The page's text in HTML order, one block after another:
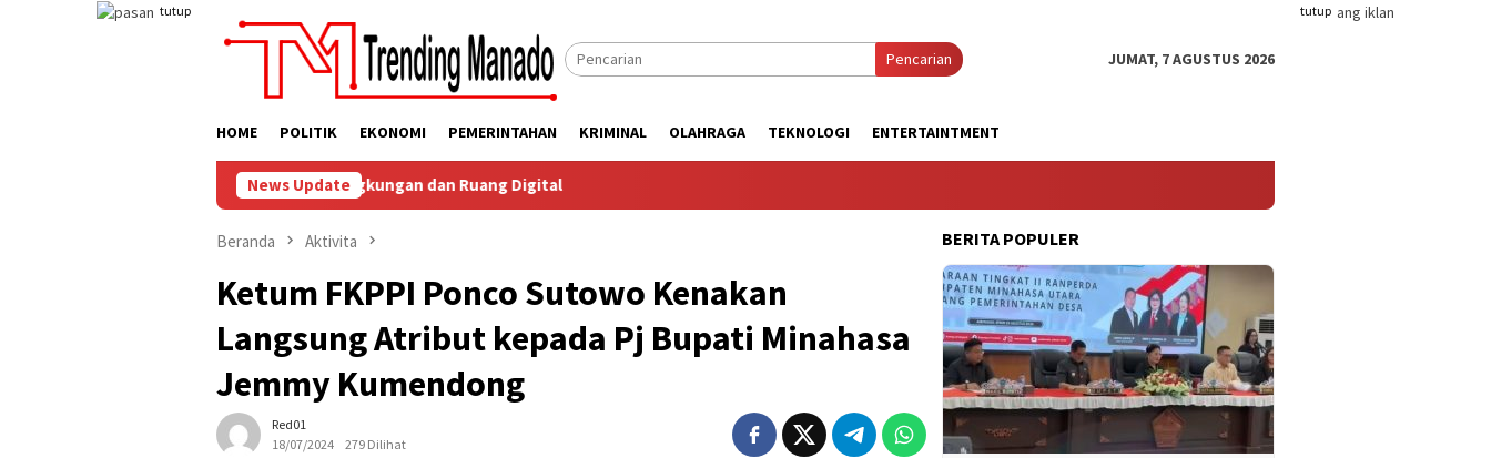
tutup tutup
Pencarian JUMAT, 7 AGUSTUS 2026
HOME POLITIK EKONOMI PEMERINTAHAN KRIMINAL OLAHRAGA TEKNOLOGI ENTERTAINTMENT
News Update
Hak Anak, Jaga Keamanan Lingkungan dan Ruang Digital
Beranda Aktivita
Ketum FKPPI Ponco Sutowo Kenakan
Langsung Atribut kepada Pj Bupati Minahasa
Jemmy Kumendong
Red01
18/07/2024
279 Dilihat
BERITA POPULER